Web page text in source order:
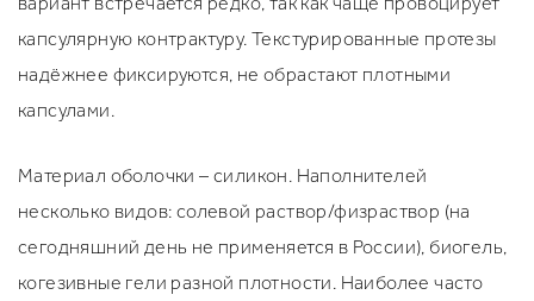
капсулярную контрактуру. Текстурированные протезы
надёжнее фиксируются, не обрастают плотными
капсулами.
Материал оболочки – силикон. Наполнителей
несколько видов: солевой раствор/физраствор (на
сегодняшний день не применяется в России), биогель,
когезивные гели разной плотности. Наиболее часто